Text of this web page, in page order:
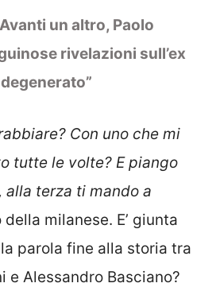
Avanti un altro, Paolo
rivelazioni sull’ex
Con uno che mi
tutte le volte? E piango
alla terza ti mando a
milanese. E’ giunta
parola fine alla storia tra
e Alessandro Basciano?